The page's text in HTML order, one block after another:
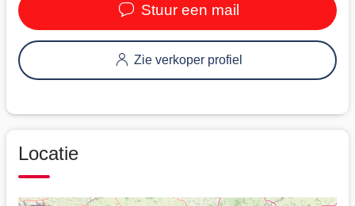
Stuur een mail
Zie verkoper profiel
Locatie